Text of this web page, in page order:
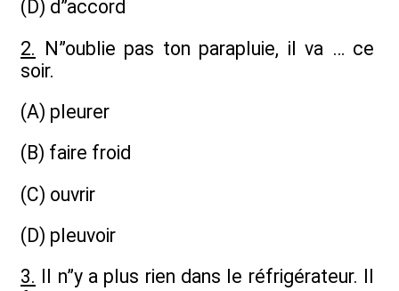
(D) d”accord
2. N”oublie pas ton parapluie, il va … ce
soir.
(A) pleurer
(B) faire froid
(C) ouvrir
(D) pleuvoir
3. Il n”y a plus rien dans le réfrigérateur. Il